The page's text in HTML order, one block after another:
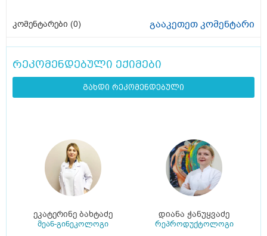
კომენტარები (0) გააკეთეთ კომენტარი
რეკომენდებული ექიმები
გახდი რეკომენდებული
ეკატერინე ბახტაძე
მეან-გინეკოლოგი
დიანა ჭანუყვაძე
რეპროდუქტოლოგი